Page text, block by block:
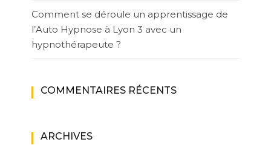
Comment se déroule un apprentissage de
l’Auto Hypnose à Lyon 3 avec un
hypnothérapeute ?
COMMENTAIRES RÉCENTS
ARCHIVES